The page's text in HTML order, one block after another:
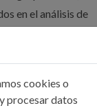
en el análisis de
cookies o
procesar datos